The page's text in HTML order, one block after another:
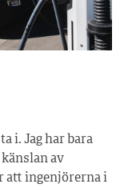
i. Jag har bara
av
att ingenjörerna i